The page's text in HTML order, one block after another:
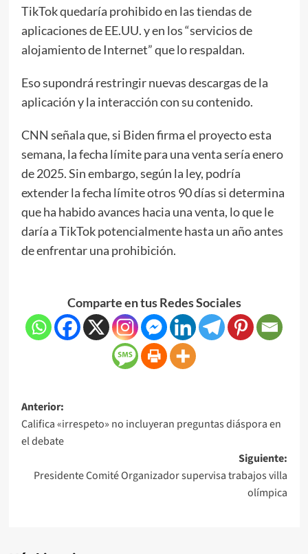
TikTok quedaría prohibido en las tiendas de
aplicaciones de EE.UU. y en los “servicios de
alojamiento de Internet” que lo respaldan.
Eso supondrá restringir nuevas descargas de la
aplicación y la interacción con su contenido.
CNN señala que, si Biden firma el proyecto esta
semana, la fecha límite para una venta sería enero
de 2025. Sin embargo, según la ley, podría
extender la fecha límite otros 90 días si determina
que ha habido avances hacia una venta, lo que le
daría a TikTok potencialmente hasta un año antes
de enfrentar una prohibición.
Comparte en tus Redes Sociales
Anterior:
Califica «irrespeto» no incluyeran preguntas diáspora en
el debate
Siguiente:
Presidente Comité Organizador supervisa trabajos villa
olímpica